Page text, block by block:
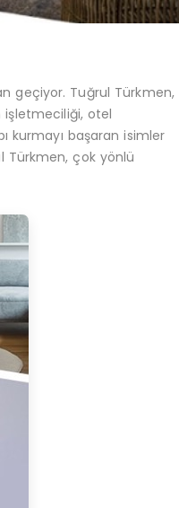
geçiyor. Tuğrul Türkmen,
işletmeciliği, otel
kurmayı başaran isimler
Türkmen, çok yönlü